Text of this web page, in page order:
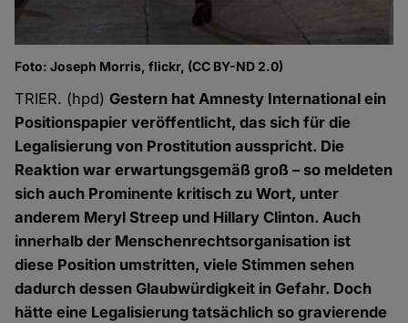
Foto: Joseph Morris, flickr, (CC BY-ND 2.0)
TRIER. (hpd)Gestern hat Amnesty International ein
Positionspapier veröffentlicht, das sich für die
Legalisierung von Prostitution ausspricht. Die
Reaktion war erwartungsgemäß groß – so meldeten
sich auch Prominente kritisch zu Wort, unter
anderem Meryl Streep und Hillary Clinton. Auch
innerhalb der Menschenrechtsorganisation ist
diese Position umstritten, viele Stimmen sehen
dadurch dessen Glaubwürdigkeit in Gefahr. Doch
hätte eine Legalisierung tatsächlich so gravierende